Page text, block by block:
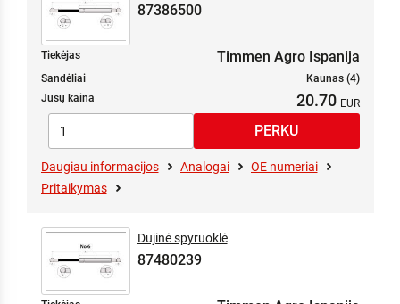
87386500
Tiekėjas Timmen Agro Ispanija
Sandėliai
Kaunas (4)
Jūsų kaina
20.70
Daugiau informacijos Analogai
OE numeriai
Pritaikymas
Dujinė spyruoklė
87480239